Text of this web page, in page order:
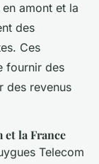
amont et la
des
Ces
fournir des
des revenus
et la France
Telecom